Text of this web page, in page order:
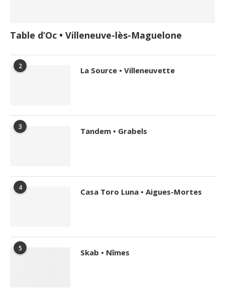
Table d’Oc • Villeneuve-lès-Maguelone
2 La Source • Villeneuvette
3 Tandem • Grabels
4 Casa Toro Luna • Aigues-Mortes
5 Skab • Nîmes